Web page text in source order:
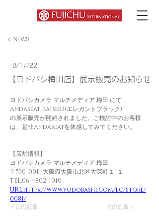
< NEWS
8/17/22
【ヨドバシ梅田店】展示販売のお知らせ
ヨドバシカメラ マルチメディア 梅田 にて
Andaseat Kaiser3(エレガントブラック)
の展示販売が開始されました。ご検討中のお客様
は、是非Andaseatを体感してみてください。
【店舗情報】
ヨドバシカメラ マルチメディア 梅田
〒530-0011 大阪府大阪市北区大深町１−１
TEL:06-4802-1010
URL:https://www.yodobashi.com/ec/store/
0081/
＜前の記事 次の記事＞